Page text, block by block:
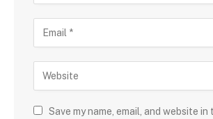
Save my name, email, and website in